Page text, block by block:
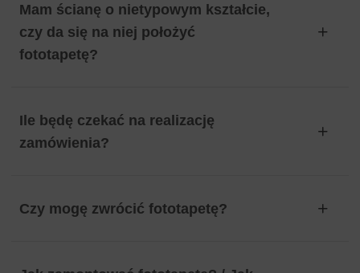
Mam ścianę o nietypowym kształcie,
czy da się na niej położyć
fototapetę?
Ile będę czekać na realizację
zamówienia?
Czy mogę zwrócić fototapetę?